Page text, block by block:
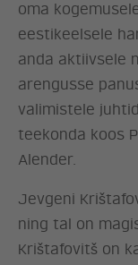
oma
eestikeelsele
anda aktiivsele
arengusse
valimistele
teekonda koos
Alender.
Jevgeni
ning tal on
Krištafovitš on